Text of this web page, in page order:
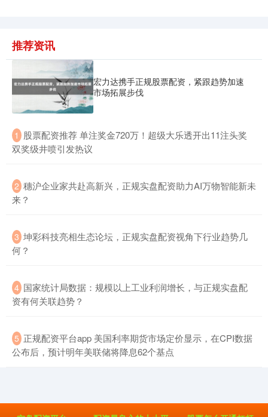
推荐资讯
宏力达携手正规股票配资，紧跟趋势加速
市场拓展步伐
1 ​股票配资推荐 单注奖金720万！超级大乐透开出11注头奖
双奖级井喷引发热议
2 ​穗沪企业家共赴高新兴，正规实盘配资助力AI万物智能新未
来？
3 ​坤彩科技亮相生态论坛，正规实盘配资视角下行业趋势几
何？
4 ​国家统计局数据：规模以上工业利润增长，与正规实盘配
资有何关联趋势？
5 ​正规配资平台app 美国利率期货市场定价显示，在CPI数据
公布后，预计明年美联储将降息62个基点